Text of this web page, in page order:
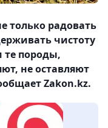
только радовать
чистоту
те породы,
не оставляют
Zakon.kz.